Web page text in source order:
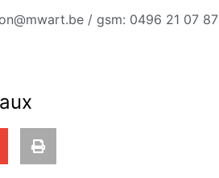
/ gsm: 0496 21 07 87